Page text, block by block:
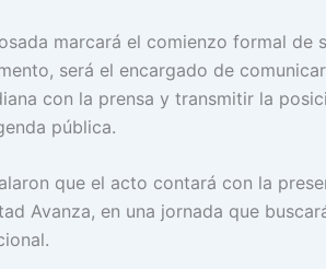
marcará el comienzo formal de
será el encargado de
con la prensa y transmitir la
pública.
que el acto contará con la
Avanza, en una jornada que